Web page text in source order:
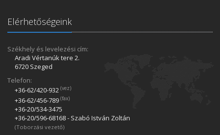
Elérhetőségeink
Székhely és levelezési cím:
Aradi Vértanúk tere 2.
6720 Szeged
Telefon:
+36-62/420­-932 (vez)
+36-62/456­-789 (fax)
+36-20/534­-3475
+36-20/596­-68168 - Szabó István Zoltán
(Toborzási vezető)